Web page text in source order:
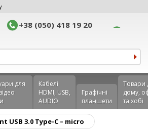
+38 (050) 418 19 20
для
Кабелі
HDMI, USB,
AUDIO
Графічні
планшети
Товари
дому,
та хобі
USB 3.0 Type-C – micro